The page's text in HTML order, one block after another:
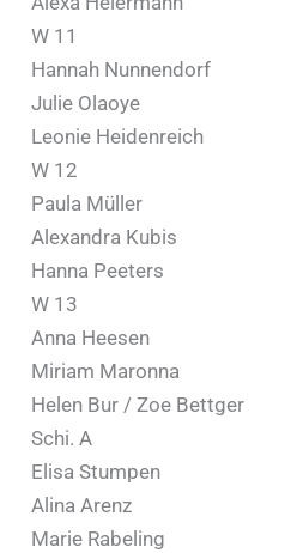
W 11
Hannah Nunnendorf
Julie Olaoye
Leonie Heidenreich
W 12
Paula Müller
Alexandra Kubis
Hanna Peeters
W 13
Anna Heesen
Miriam Maronna
Helen Bur / Zoe Bettger
Schi. A
Elisa Stumpen
Alina Arenz
Marie Rabeling